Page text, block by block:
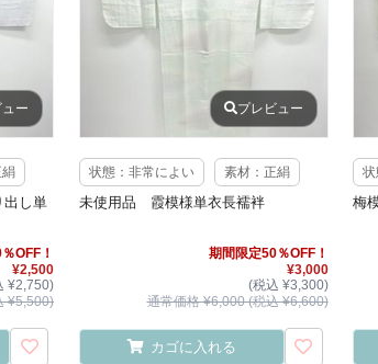
ー
し単
OFF！
¥2,500
¥2,750)
¥5,500)
プレビュー
状態：非常によい 素材：正絹
未使用品 霞模様単衣長襦袢
期間限定50％OFF！
¥3,000
(税込 ¥3,300)
通常価格 ¥6,000 (税込 ¥6,600)
カゴに入れる
梅